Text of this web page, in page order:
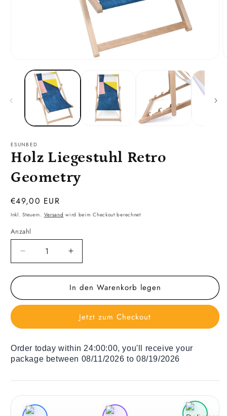
ESUNBED
Holz Liegestuhl Retro
Geometry
Normaler
Preis
€49,00 EUR
Inkl. Steuern. Versand wird beim Checkout berechnet
Anzahl
Verringere
die
Menge
Holz
Geometry
Erhöhe
die
Menge
für
Holz
Retro
Geometry
In den Warenkorb legen
Jetzt zum Checkout
Order today within 24:00:00, you'll receive your
package between 08/11/2026 to 08/19/2026